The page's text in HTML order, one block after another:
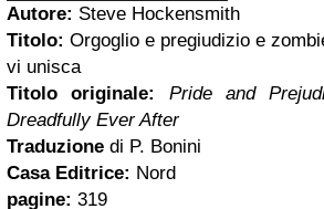
Autore: Steve Hockensmith
Titolo: Orgoglio e pregiudizio e
vi unisca
Titolo originale:
Pride and
Dreadfully Ever After
Traduzione di P. Bonini
Casa Editrice: Nord
pagine: 319